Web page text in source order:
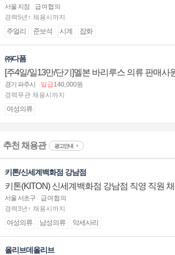
서울 지점
급여협의
경력5년↑ 채용시까지
주얼리 준보석 시계 잡화
㈜다폼
[주4일/일13만/단기]멜본 바리루스 의류 판매사
경기 파주시 일급140,000원
경력무관 채용시까지
여성의류
추천 채용관 광고안내
키톤/신세계백화점 강남점
키톤(KITON) 신세계백화점 강남점 직영 직원
서울 서초구
급여협의
경력3년↑ 채용시까지
여성의류 남성의류 악세사리
올리브데올리브